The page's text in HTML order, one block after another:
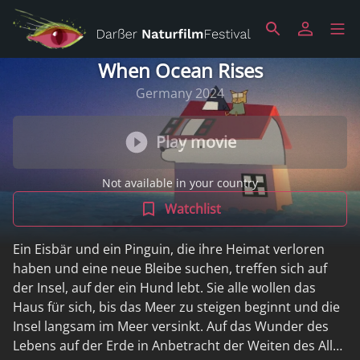
When Ocean Rises
Germany 2024
Play movie
Not available in your country
Watchlist
Ein Eisbär und ein Pinguin, die ihre Heimat verloren
haben und eine neue Bleibe suchen, treffen sich auf
der Insel, auf der ein Hund lebt. Sie alle wollen das
Haus für sich, bis das Meer zu steigen beginnt und die
Insel langsam im Meer versinkt. Auf das Wunder des
Lebens auf der Erde in Anbetracht der Weiten des Alls